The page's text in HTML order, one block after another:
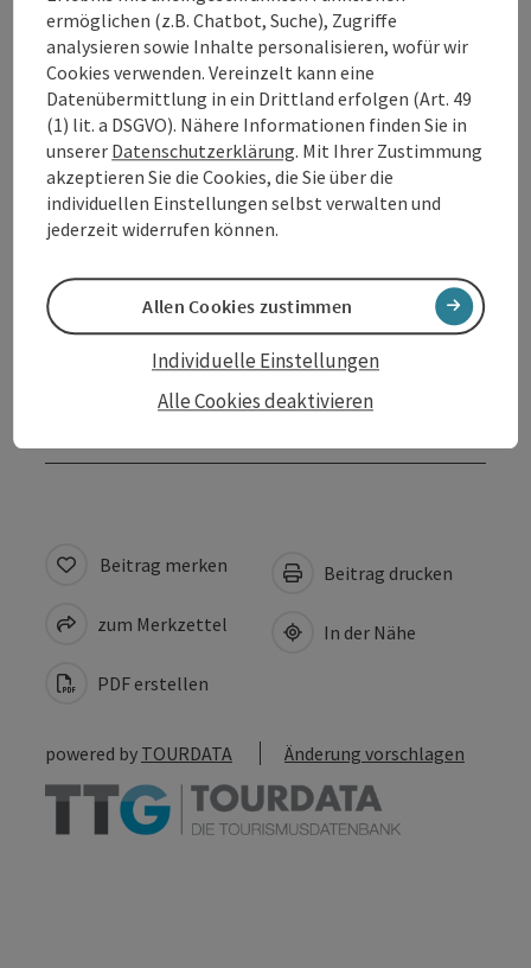
Küche
Ausstattung
Preise
Anreise/Lage
Beitrag merken
zum Merkzettel
PDF erstellen
Beitrag drucken
In der Nähe
powered by TOURDATA Änderung vorschlagen
ermöglichen (z.B. Chatbot, Suche), Zugriffe
analysieren sowie Inhalte personalisieren, wofür wir
Cookies verwenden. Vereinzelt kann eine
Datenübermittlung in ein Drittland erfolgen (Art. 49
(1) lit. a DSGVO). Nähere Informationen finden Sie in
unserer Datenschutzerklärung. Mit Ihrer Zustimmung
akzeptieren Sie die Cookies, die Sie über die
individuellen Einstellungen selbst verwalten und
jederzeit widerrufen können.
Alle Cookies deaktivieren
Individuelle Einstellungen
Allen Cookies zustimmen